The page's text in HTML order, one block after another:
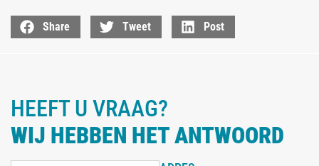
Share Tweet Post
HEEFT U VRAAG?
WIJ HEBBEN HET ANTWOORD